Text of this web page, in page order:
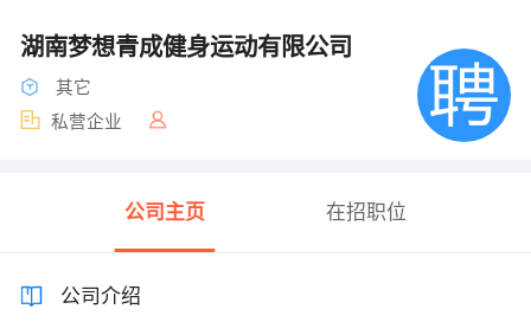
湖南梦想青成健身运动有限公司
其它
私营企业
公司主页 在招职位
公司介绍